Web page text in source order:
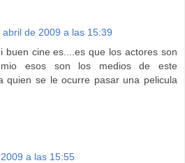
abril de 2009 a las 15:39
buen cine es....es que los actores son
mio esos son los medios de este
quien se le ocurre pasar una pelicula
a las 15:55